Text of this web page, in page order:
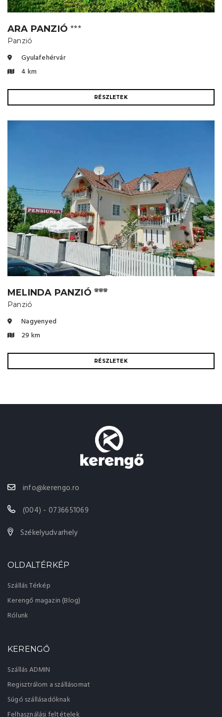
ARA PANZIÓ⭐⭐⭐
Panzió
Gyulafehérvár
4 km
RÉSZLETEK
MELINDA PANZIÓ 🌸🌸🌸
Panzió
Nagyenyed
29 km
RÉSZLETEK
info@kerengo.ro
(004) - 0736651069
Székelyudvarhely
OLDALTÉRKÉP
Szállás Térkép
Kerengő magazin (Blog)
Rólunk
KERENGŐ
Szállás ADMIN
Regisztrálom a szállásomat
Súgó szállásadóknak
Felhasználási feltételek